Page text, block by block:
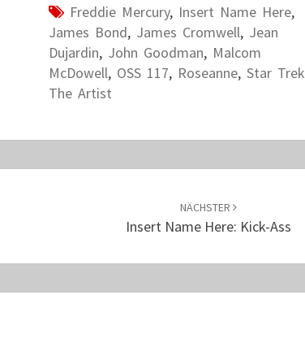
Freddie Mercury, Insert Name Here,
James Bond, James Cromwell, Jean
Dujardin, John Goodman, Malcom
McDowell, OSS 117, Roseanne, Star Trek
The Artist
NÄCHSTER
Insert Name Here: Kick-Ass